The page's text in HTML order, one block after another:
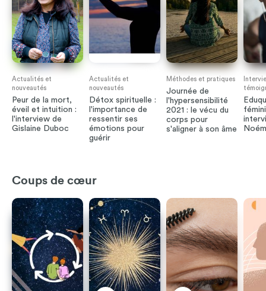
Actualités et
nouveautés
Peur de la mort,
éveil et intuition :
l'interview de
Gislaine Duboc
Actualités et
nouveautés
Détox spirituelle :
l'importance de
ressentir ses
émotions pour
guérir
Méthodes et pratiques
Journée de
l'hypersensibilité
2021 : le vécu du
corps pour
s'aligner à son âme
Coups de cœur